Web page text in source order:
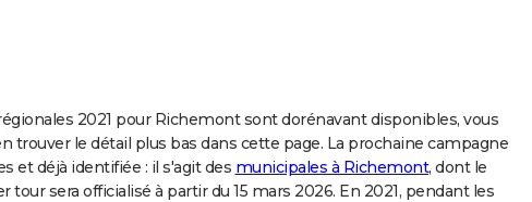
2021 pour Richemont sont dorénavant disponibles, vous
trouver le détail plus bas dans cette page. La prochaine campagne
et déjà identifiée : il s'agit des municipales à Richemont, dont le
tour sera officialisé à partir du 15 mars 2026. En 2021, pendant les